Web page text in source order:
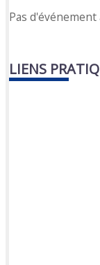
Pas
LIENS